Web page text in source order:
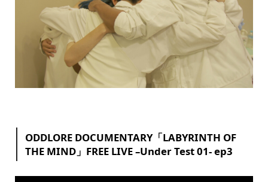
ODDLORE DOCUMENTARY「LABYRINTH OF
THE MIND」FREE LIVE –Under Test 01- ep3